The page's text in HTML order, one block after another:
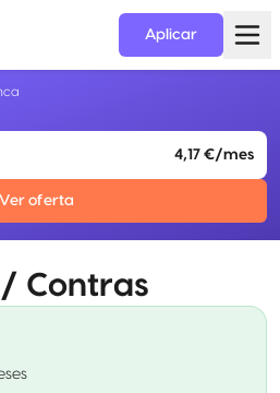
Aplicar
4,17 €/mes
Ver oferta
/ Contras